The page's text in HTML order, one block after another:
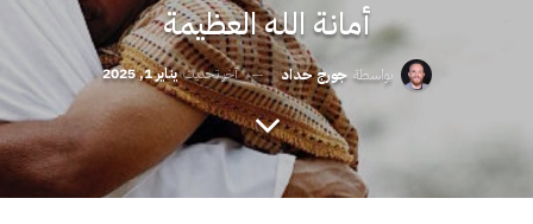
أمانة الله العظيمة
بواسطة جورج حداد آخر تحديثيناير 1, 2025